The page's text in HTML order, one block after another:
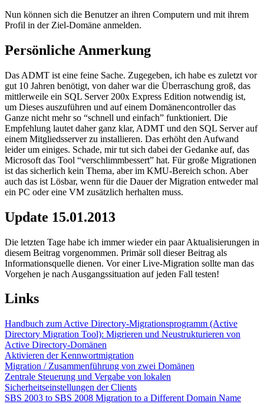
Nun können sich die Benutzer an ihren Computern und mit ihrem
Profil in der Ziel-Domäne anmelden.
Persönliche Anmerkung
Das ADMT ist eine feine Sache. Zugegeben, ich habe es zuletzt vor
gut 10 Jahren benötigt, von daher war die Überraschung groß, das
mittlerweile ein SQL Server 200x Express Edition notwendig ist,
um Dieses auszuführen und auf einem Domänencontroller das
Ganze nicht mehr so “schnell und einfach” funktioniert. Die
Empfehlung lautet daher ganz klar, ADMT und den SQL Server auf
einem Mitgliedsserver zu installieren. Das erhöht den Aufwand
leider um einiges. Schade, mir tut sich dabei der Gedanke auf, das
Microsoft das Tool “verschlimmbessert” hat. Für große Migrationen
ist das sicherlich kein Thema, aber im KMU-Bereich schon. Aber
auch das ist Lösbar, wenn für die Dauer der Migration entweder mal
ein PC oder eine VM zusätzlich herhalten muss.
Update 15.01.2013
Die letzten Tage habe ich immer wieder ein paar Aktualisierungen in
diesem Beitrag vorgenommen. Primär soll dieser Beitrag als
Informationsquelle dienen. Vor einer Live-Migration sollte man das
Vorgehen je nach Ausgangssituation auf jeden Fall testen!
Links
Handbuch zum Active Directory-Migrationsprogramm (Active
Directory Migration Tool): Migrieren und Neustrukturieren von
Active Directory-Domänen
Aktivieren der Kennwortmigration
Migration / Zusammenführung von zwei Domänen
Zentrale Steuerung und Vergabe von lokalen
Sicherheitseinstellungen der Clients
SBS 2003 to SBS 2008 Migration to a Different Domain Name